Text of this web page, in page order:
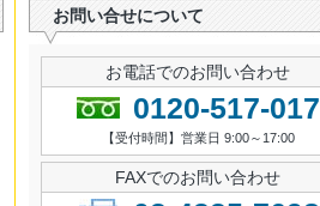
お問い合せについて
お電話でのお問い合わせ
0120-517-017
【受付時間】営業日 9:00～17:00
FAXでのお問い合わせ